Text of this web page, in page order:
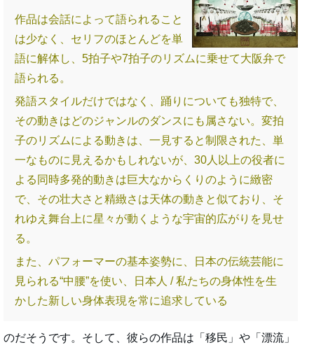
作品は会話によって語られること
は少なく、セリフのほとんどを単
語に解体し、5拍子や7拍子のリズムに乗せて大阪弁で
語られる。
発語スタイルだけではなく、踊りについても独特で、
その動きはどのジャンルのダンスにも属さない。変拍
子のリズムによる動きは、一見すると制限された、単
一なものに見えるかもしれないが、30人以上の役者に
よる同時多発的動きは巨大なからくりのように緻密
で、その壮大さと精緻さは天体の動きと似ており、そ
れゆえ舞台上に星々が動くような宇宙的広がりを見せ
る。
また、パフォーマーの基本姿勢に、日本の伝統芸能に
見られる“中腰”を使い、日本人 / 私たちの身体性を生
かした新しい身体表現を常に追求している
のだそうです。そして、彼らの作品は「移民」や「漂流」